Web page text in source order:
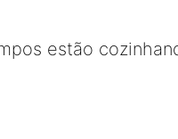
estão